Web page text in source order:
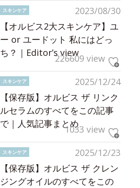
2023/08/30
スキンケア
【オルビス2大スキンケア】ユ
ー or ユードット 私にはどっ
ち？｜Editor’s view226609 view
2025/12/24
スキンケア
【保存版】オルビス ザ リンク
ルセラムのすべてをこの記事
で｜人気記事まとめ1033 view
2025/12/23
スキンケア
【保存版】オルビス ザ クレン
ジングオイルのすべてをこの